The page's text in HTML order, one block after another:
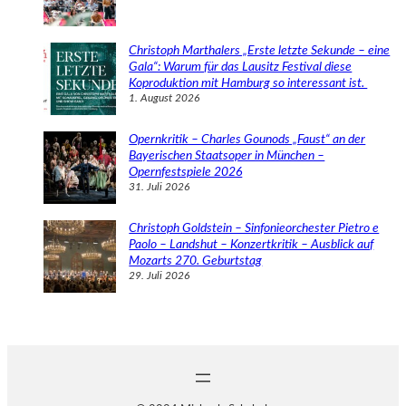
Christoph Marthalers „Erste letzte Sekunde – eine
Gala“: Warum für das Lausitz Festival diese
Koproduktion mit Hamburg so interessant ist.
1. August 2026
Opernkritik – Charles Gounods „Faust“ an der
Bayerischen Staatsoper in München –
Opernfestspiele 2026
31. Juli 2026
Christoph Goldstein – Sinfonieorchester Pietro e
Paolo – Landshut – Konzertkritik – Ausblick auf
Mozarts 270. Geburtstag
29. Juli 2026